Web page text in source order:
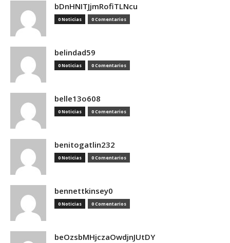
bDnHNITJjmRofiTLNcu
0 Noticias 0 Comentarios
belindad59
0 Noticias 0 Comentarios
belle13o608
0 Noticias 0 Comentarios
benitogatlin232
0 Noticias 0 Comentarios
bennettkinsey0
0 Noticias 0 Comentarios
beOzsbMHjczaOwdjnJUtDY